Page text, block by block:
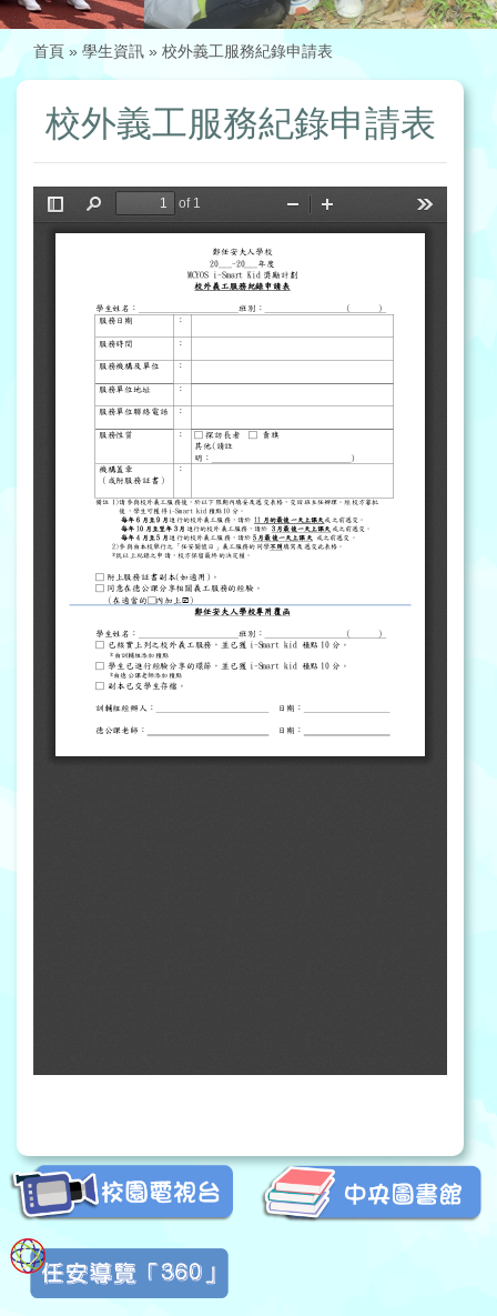
首頁 » 學生資訊 » 校外義工服務紀錄申請表
校外義工服務紀錄申請表